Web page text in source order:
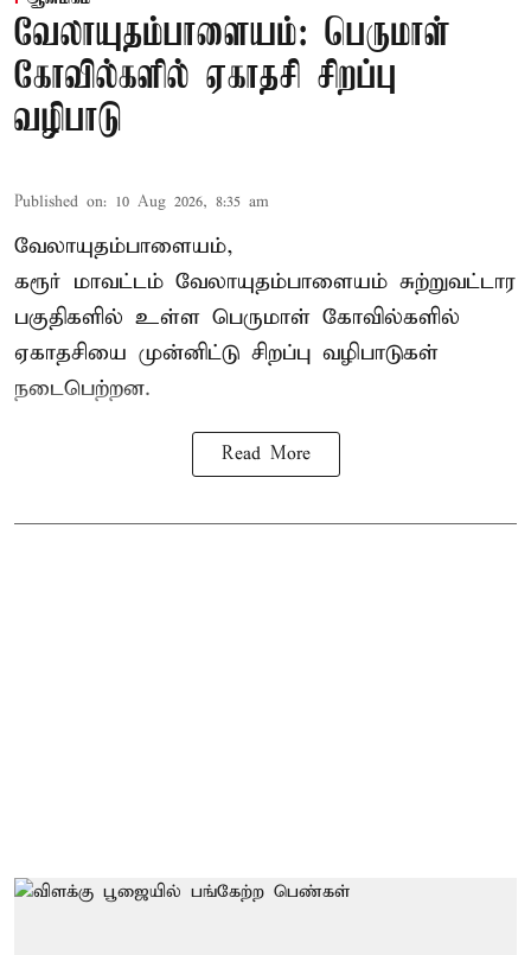
வேலாயுதம்பாளையம்: பெருமாள்
கோவில்களில் ஏகாதசி சிறப்பு
வழிபாடு
Published on: 10 Aug 2026, 8:35 am
வேலாயுதம்பாளையம்,
கரூர் மாவட்டம் வேலாயுதம்பாளையம் சுற்றுவட்டார
பகுதிகளில் உள்ள பெருமாள் கோவில்களில்
ஏகாதசியை முன்னிட்டு சிறப்பு வழிபாடுகள்
நடைபெற்றன.
Read More